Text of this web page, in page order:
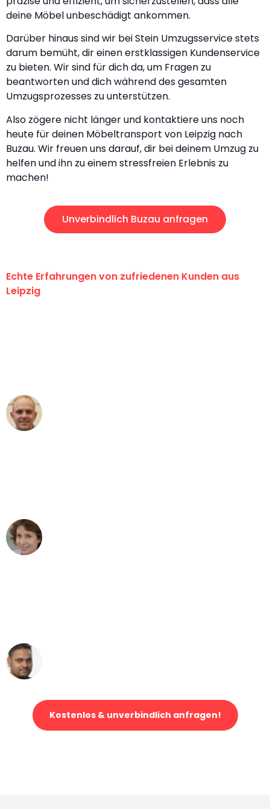
deine Möbel unbeschädigt ankommen.
Darüber hinaus sind wir bei Stein Umzugsservice stets
darum bemüht, dir einen erstklassigen Kundenservice
zu bieten. Wir sind für dich da, um Fragen zu
beantworten und dich während des gesamten
Umzugsprozesses zu unterstützen.
Also zögere nicht länger und kontaktiere uns noch
heute für deinen Möbeltransport von Leipzig nach
Buzau. Wir freuen uns darauf, dir bei deinem Umzug zu
helfen und ihn zu einem stressfreien Erlebnis zu
machen!
Unverbindlich Buzau anfragen
Echte Erfahrungen von zufriedenen Kunden aus
Leipzig
Kostenlos & unverbindlich anfragen!